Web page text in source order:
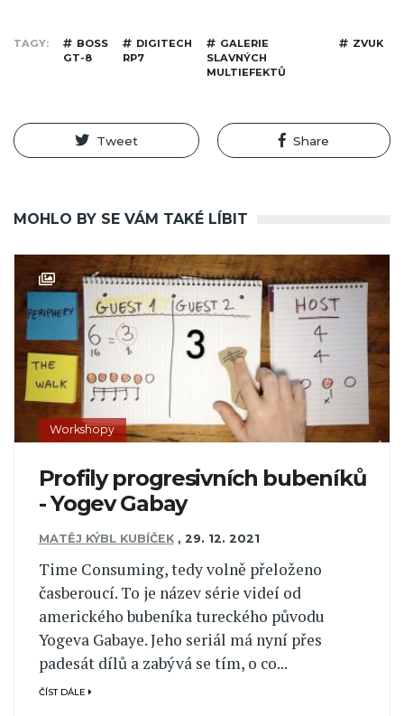
TAGY
BOSS
GT-8
DIGITECH
RP7
GALERIE
SLAVNÝCH
MULTIEFEKTŮ
ZVUK
Tweet Share
MOHLO BY SE VÁM TAKÉ LÍBIT
Workshopy
Profily progresivních bubeníků
- Yogev Gabay
MATĚJ KÝBL KUBÍČEK , 29. 12. 2021
Time Consuming, tedy volně přeloženo
časberoucí. To je název série videí od
amerického bubeníka tureckého původu
Yogeva Gabaye. Jeho seriál má nyní přes
padesát dílů a zabývá se tím, o co...
ČÍST DÁLE